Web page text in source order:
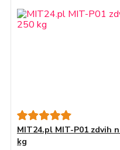
MIT24.pl MIT-P01 zdvih
kg